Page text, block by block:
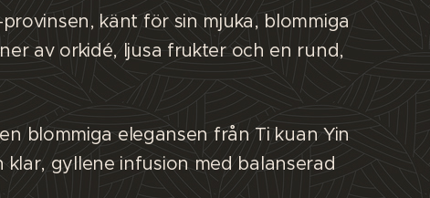
känt för sin mjuka, blommiga
av orkidé, ljusa frukter och en rund,
blommiga elegansen från Ti kuan Yin
gyllene infusion med balanserad